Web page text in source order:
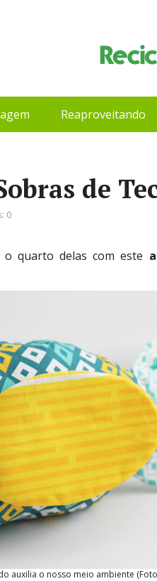
Reaproveitando
de
0
quarto delas com este
auxilia o nosso meio ambiente